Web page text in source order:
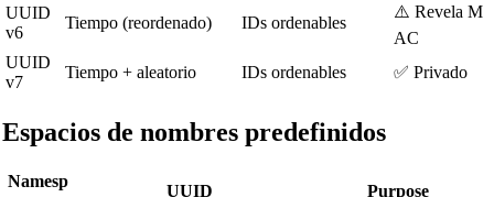
UUID
v6
Tiempo (reordenado) IDs ordenables
⚠️ Revela M
AC
UUID
v7
Tiempo + aleatorio IDs ordenables ✅ Privado
Espacios de nombres predefinidos
Namesp
UUID Purpose